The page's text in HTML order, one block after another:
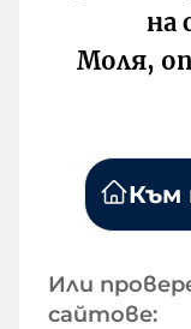
на
Моля,
Към
Или
сайтове: